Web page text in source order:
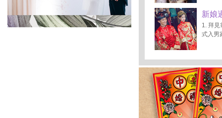
新娘
1. 拜見
式入